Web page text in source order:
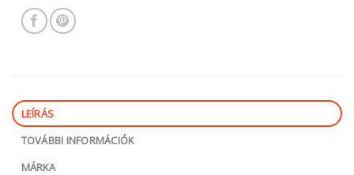
LEÍRÁS
TOVÁBBI INFORMÁCIÓK
MÁRKA